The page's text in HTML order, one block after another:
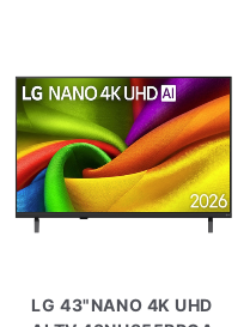
LG 43"NANO 4K UHD